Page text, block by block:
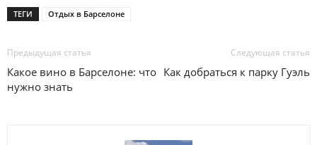
ТЕГИ Отдых в Барселоне
Предыдущая статья
Какое вино в Барселоне: что
нужно знать
Следующая статья
Как добраться к парку Гуэль